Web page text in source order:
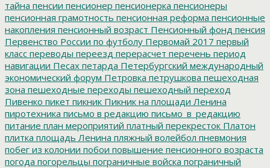
тайна пенсии пенсионер пенсионерка пенсионеры
пенсионная грамотность пенсионная реформа пенсионные
накопления пенсионный возраст Пенсионный фонд пенсия
Первенство России по футболу Первомай 2017 первый
класс переводы переезд перерасчет перечень период
навигации Песах петарда Петербургский международный
экономический форум Петровка петрушкова пешеходная
зона пешеходные переходы пешеходный переход
Пивенко пикет пикник Пикник на площади Ленина
пиротехника письмо в редакцию письмо_в_редакцию
питание план мероприятий платный перекресток Платон
плитка площадь Ленина пляжный волейбол пневмония
побег из колонии побои повышение пенсионного возраста
погода погорельцы пограничные войска пограничный